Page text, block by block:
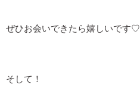
ぜひお会いできたら嬉しいです♡
そして！